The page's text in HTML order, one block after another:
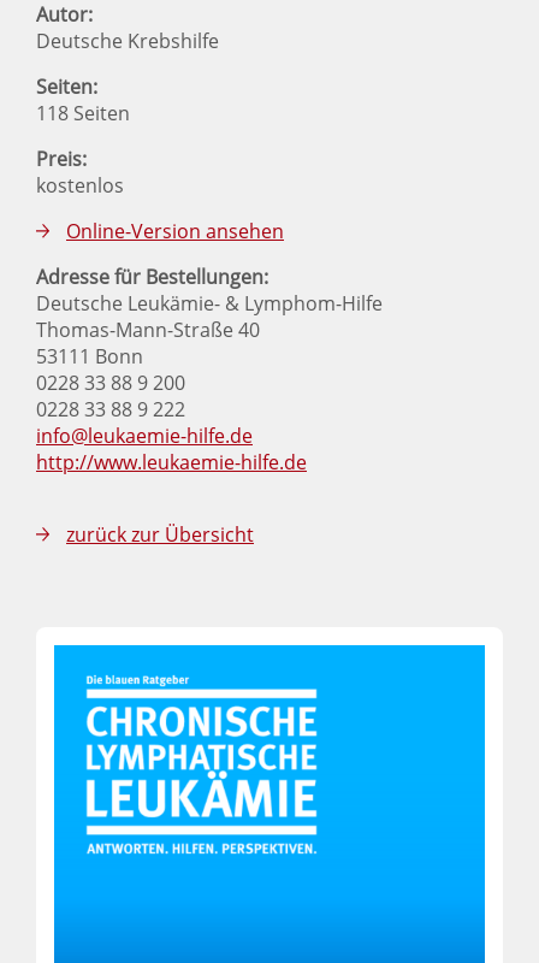
Autor:
Deutsche Krebshilfe
Seiten:
118 Seiten
Preis:
kostenlos
Online-Version ansehen
Adresse für Bestellungen:
Deutsche Leukämie- & Lymphom-Hilfe
Thomas-Mann-Straße 40
53111 Bonn
0228 33 88 9 200
0228 33 88 9 222
info@leukaemie-hilfe.de
http://www.leukaemie-hilfe.de
zurück zur Übersicht